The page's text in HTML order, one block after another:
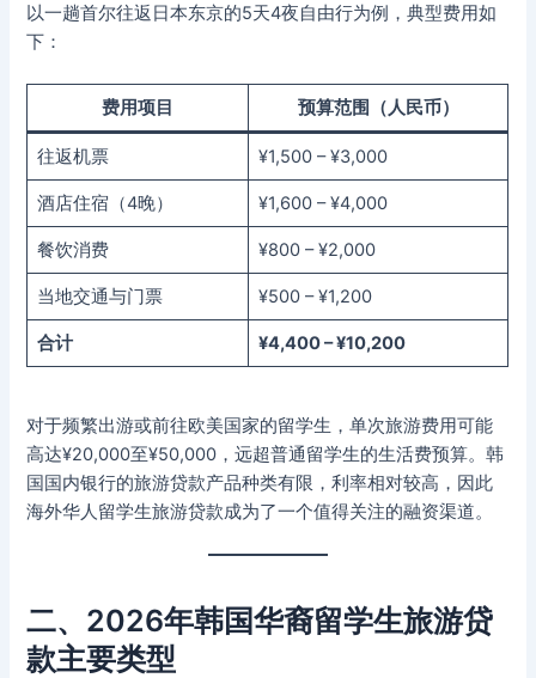
以一趟首尔往返日本东京的5天4夜自由行为例，典型费用如
下：
费用项目 预算范围（人民币）
往返机票 ¥1,500 – ¥3,000
酒店住宿（4晚） ¥1,600 – ¥4,000
餐饮消费 ¥800 – ¥2,000
当地交通与门票 ¥500 – ¥1,200
合计 ¥4,400 – ¥10,200
对于频繁出游或前往欧美国家的留学生，单次旅游费用可能
高达¥20,000至¥50,000，远超普通留学生的生活费预算。韩
国国内银行的旅游贷款产品种类有限，利率相对较高，因此
海外华人留学生旅游贷款成为了一个值得关注的融资渠道。
二、2026年韩国华裔留学生旅游贷
款主要类型